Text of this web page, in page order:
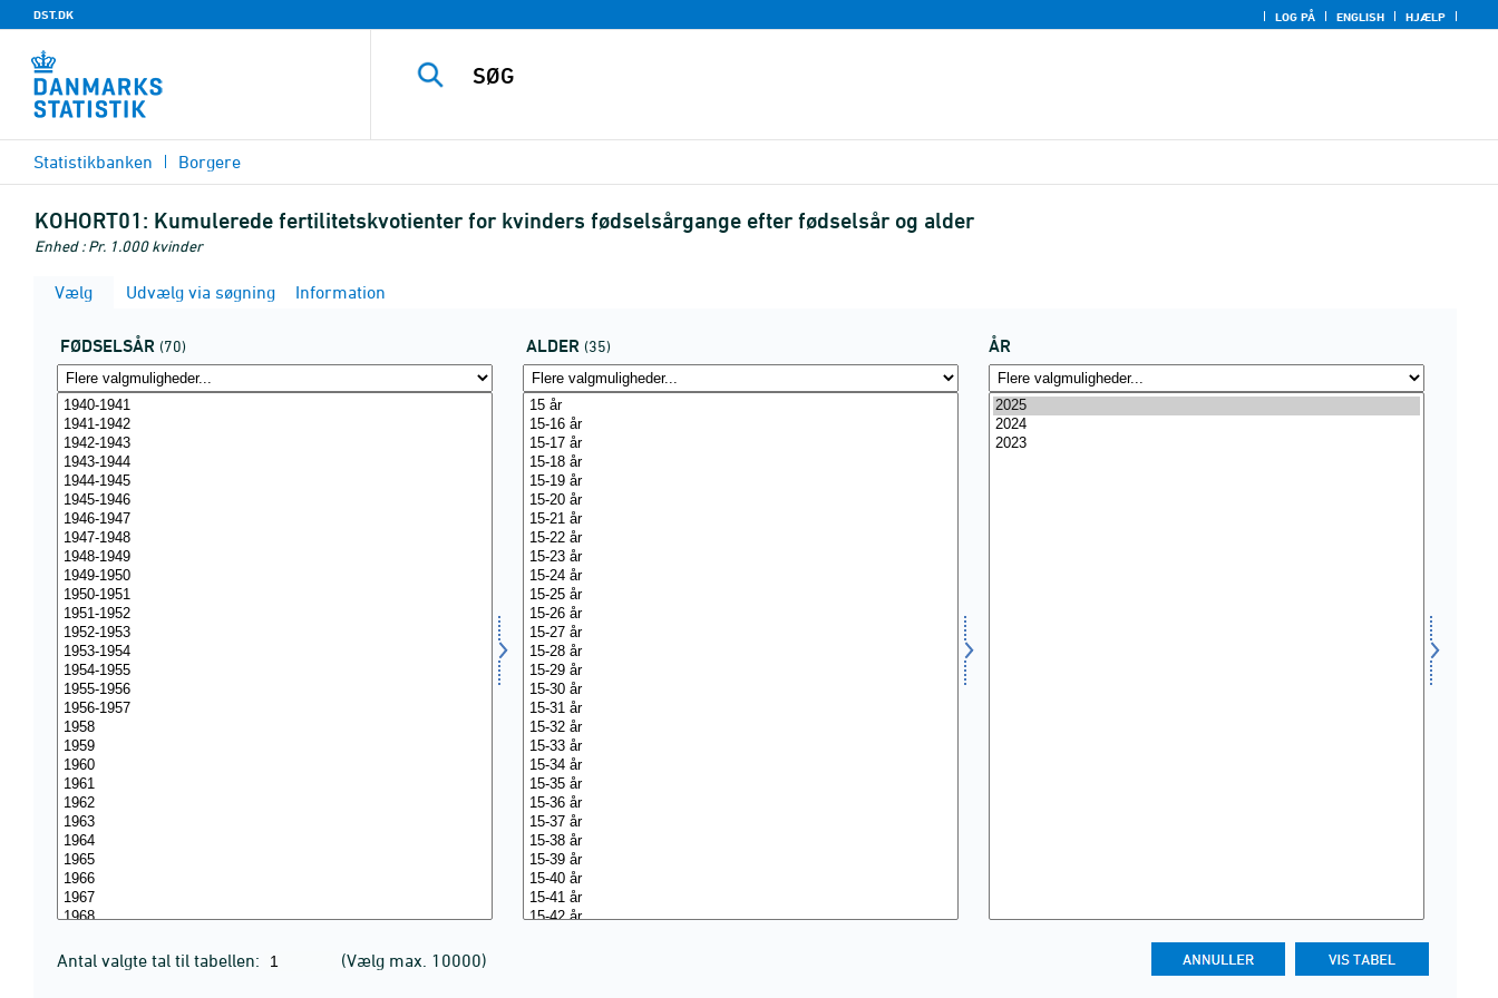
DST.DK LOG PÅ ENGLISH HJÆLP
Statistikbanken Borgere
KOHORT01: Kumulerede fertilitetskvotienter for kvinders fødselsårgange efter fødselsår og alder
Enhed : Pr. 1.000 kvinder
Vælg Udvælg via søgning Information
FØDSELSÅR (70) ALDER (35) ÅR
Antal valgte tal til tabellen: (Vælg max. 10000)